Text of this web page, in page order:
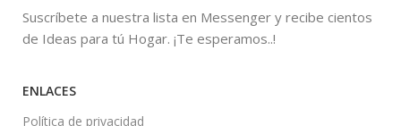
Suscríbete a nuestra lista en Messenger y recibe cientos
de Ideas para tú Hogar. ¡Te esperamos..!
ENLACES
Política de privacidad